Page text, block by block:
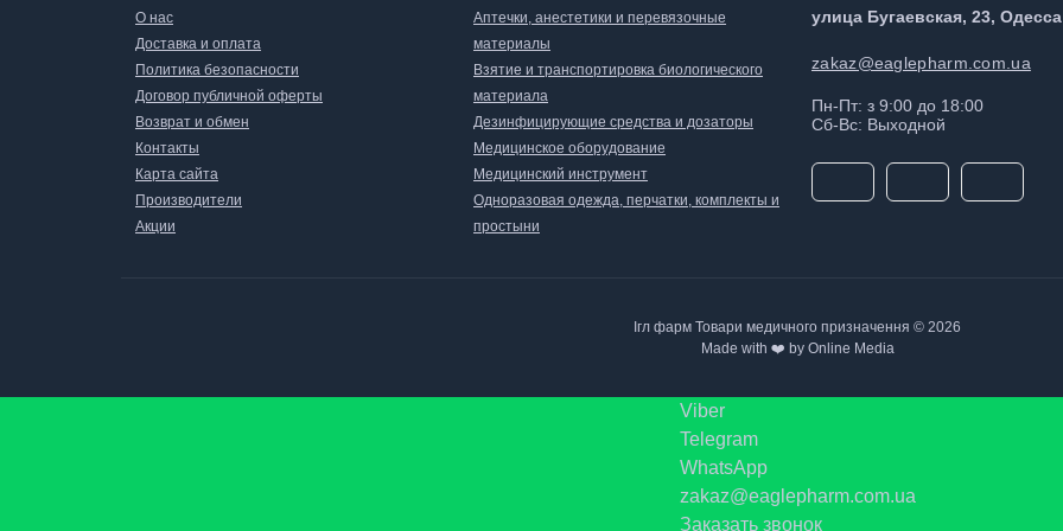
О нас
Доставка и оплата
Политика безопасности
Договор публичной оферты
Возврат и обмен
Контакты
Карта сайта
Производители
Акции
Аптечки, анестетики и перевязочные
материалы
Взятие и транспортировка биологического
материала
Дезинфицирующие средства и дозаторы
Медицинское оборудование
Медицинский инструмент
Одноразовая одежда, перчатки, комплекты и
простыни
улица Бугаевская, 23,
zakaz@eaglepharm.com.ua
Пн-Пт: з 9:00 до 18:00
Сб-Вс: Выходной
Ігл фарм Товари медичного призначення © 2026
Made with ❤️ by Online Media
Viber
Telegram
WhatsApp
zakaz@eaglepharm.com.ua
Заказать звонок